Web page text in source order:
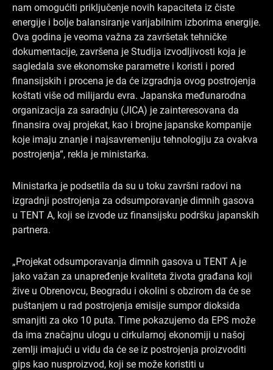
nam omogućiti priključenje novih kapaciteta iz čiste
energije i bolje balansiranje varijabilnim izborima energije.
Ova godina je veoma važna za završetak tehničke
dokumentacije, završena je Studija izvodljivosti koja je
sagledala sve ekonomske parametre i koristi i pored
finansijskih i procena je da će izgradnja ovog postrojenja
koštati više od milijardu evra. Japanska međunarodna
organizacija za saradnju (JICA) je zainteresovana da
finansira ovaj projekat, kao i brojne japanske kompanije
koje imaju znanje i najsavremeniju tehnologiju za ovakva
postrojenja“, rekla je ministarka.
Ministarka je podsetila da su u toku završni radovi na
izgradnji postrojenja za odsumporavanje dimnih gasova
u TENT A, koji se izvode uz finansijsku podršku japanskih
partnera.
„Projekat odsumporavanja dimnih gasova u TENT A je
jako važan za unapređenje kvaliteta života građana koji
žive u Obrenovcu, Beogradu i okolini s obzirom da će se
puštanjem u rad postrojenja emisije sumpor dioksida
smanjiti za oko 10 puta. Time pokazujemo da EPS može
da ima značajnu ulogu u cirkularnoj ekonomiji u našoj
zemlji imajući u vidu da će se iz postrojenja proizvoditi
gips kao nusproizvod, koji se može koristiti u